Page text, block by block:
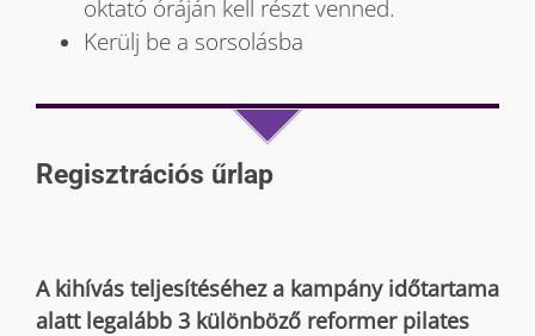
oktató óráján kell részt venned.
Kerülj be a sorsolásba
Regisztrációs űrlap
A kihívás teljesítéséhez a kampány időtartama
alatt legalább 3 különböző reformer pilates